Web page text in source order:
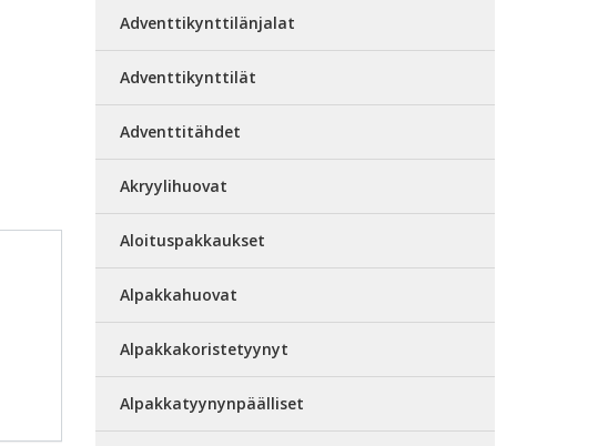
Adventtikynttilänjalat
Adventtikynttilät
Adventtitähdet
Akryylihuovat
Aloituspakkaukset
Alpakkahuovat
Alpakkakoristetyynyt
Alpakkatyynynpäälliset